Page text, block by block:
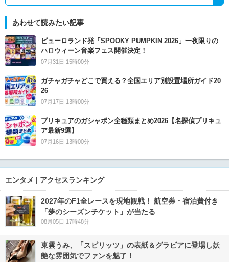
あわせて読みたい記事
ピューロランド発「SPOOKY PUMPKIN 2026」一夜限りの
ハロウィーン音楽フェス開催決定！
07月31日 15時00分
ガチャガチャどこで買える？全国エリア別設置場所ガイド20
26
07月17日 13時00分
プリキュアのガシャポン全種類まとめ2026【名探偵プリキュ
ア最新9選】
07月16日 13時00分
エンタメ | アクセスランキング
2027年のF1全レースを現地観戦！ 航空券・宿泊費付き
「夢のシーズンチケット」が当たる
08月05日 17時48分
東雲うみ、「スピリッツ」の表紙＆グラビアに登場し妖
艶な雰囲気でファンを魅了！